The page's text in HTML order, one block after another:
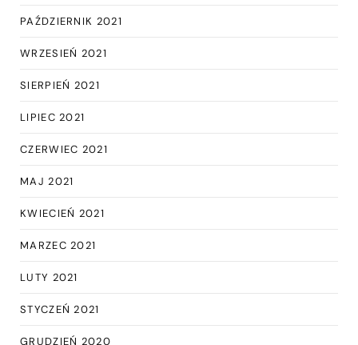
PAŹDZIERNIK 2021
WRZESIEŃ 2021
SIERPIEŃ 2021
LIPIEC 2021
CZERWIEC 2021
MAJ 2021
KWIECIEŃ 2021
MARZEC 2021
LUTY 2021
STYCZEŃ 2021
GRUDZIEŃ 2020